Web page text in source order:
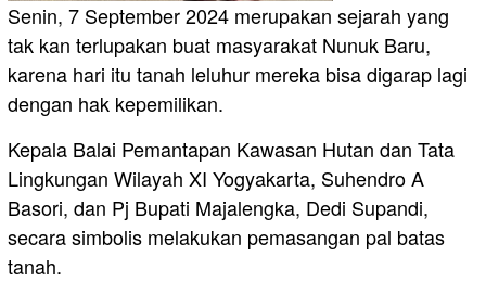
Senin, 7 September 2024 merupakan sejarah yang
tak kan terlupakan buat masyarakat Nunuk Baru,
karena hari itu tanah leluhur mereka bisa digarap lagi
dengan hak kepemilikan.
Kepala Balai Pemantapan Kawasan Hutan dan Tata
Lingkungan Wilayah XI Yogyakarta, Suhendro A
Basori, dan Pj Bupati Majalengka, Dedi Supandi,
secara simbolis melakukan pemasangan pal batas
tanah.